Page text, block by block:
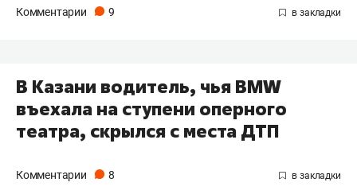
Комментарии 9
В Казани водитель, чья BMW
въехала на ступени оперного
театра, скрылся с места ДТП
Комментарии 8